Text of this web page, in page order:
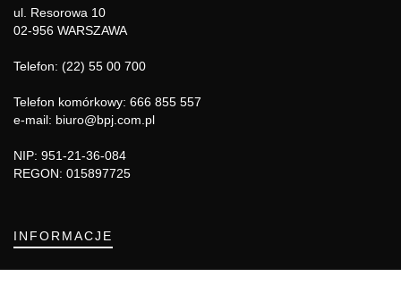
ul. Resorowa 10
02-956 WARSZAWA
Telefon: (22) 55 00 700
Telefon komórkowy: 666 855 557
e-mail: biuro@bpj.com.pl
NIP: 951-21-36-084
REGON: 015897725
INFORMACJE